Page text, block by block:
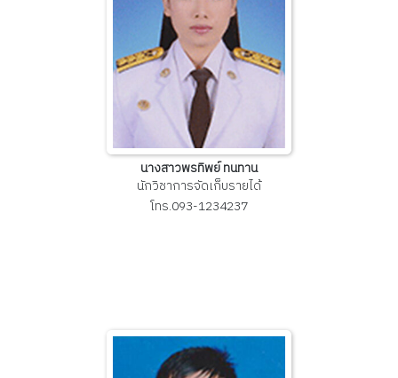
นางสาวพรทิพย์ ทนทาน
นักวิชาการจัดเก็บรายได้
โทร.093-1234237